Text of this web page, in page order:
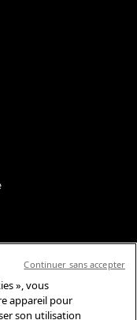
», vous
appareil pour
son utilisation
Continuer sans accepter